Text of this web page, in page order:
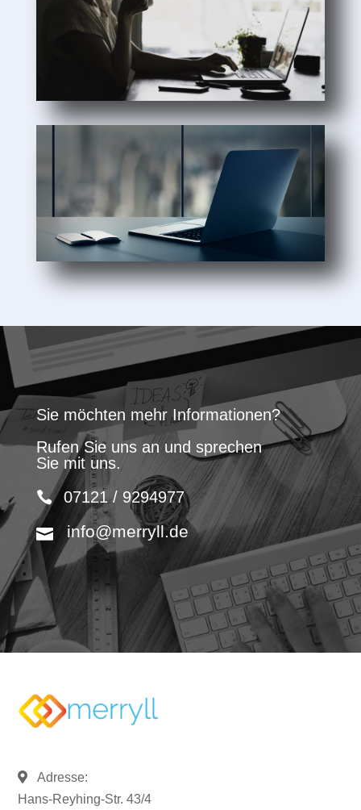
Sie möchten mehr Informationen?
Rufen Sie uns an und sprechen
Sie mit uns.
07121 / 9294977
info@merryll.de
Adresse:
Hans-Reyhing-Str. 43/4